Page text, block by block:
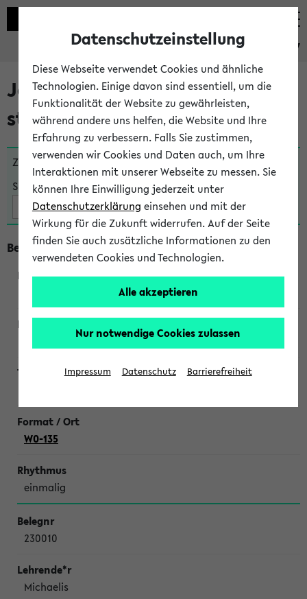
eKVV
Jetzt und in Kürze
stattfindende Veranstaltungen
Zu viele Veranstaltungen?Fakultät wählen
Suche:
Beginn um 10 Uhr
W0-135
einmalig
230010
Michaelis
Datenschutzeinstellung
Diese Webseite verwendet Cookies und ähnliche
Technologien. Einige davon sind essentiell, um die
Funktionalität der Website zu gewährleisten,
während andere uns helfen, die Website und Ihre
Erfahrung zu verbessern. Falls Sie zustimmen,
verwenden wir Cookies und Daten auch, um Ihre
Interaktionen mit unserer Webseite zu messen. Sie
können Ihre Einwilligung jederzeit unter
Datenschutzerklärung einsehen und mit der
Wirkung für die Zukunft widerrufen. Auf der Seite
finden Sie auch zusätzliche Informationen zu den
verwendeten Cookies und Technologien.
Alle akzeptieren
Nur notwendige Cookies zulassen
Impressum Datenschutz Barrierefreiheit